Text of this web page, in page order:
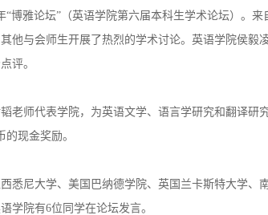
雅论坛”（英语学院第六届本科生学术论坛）。来
他与会师生开展了热烈的学术讨论。英语学院侯
评。
师代表学院，为英语文学、语言学研究和翻译研
现金奖励。
尼大学、美国巴纳德学院、英国兰卡斯特大学、
学院有6位同学在论坛发言。